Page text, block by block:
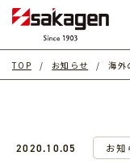
TOP お知らせ 海外
2020.10.05 お知